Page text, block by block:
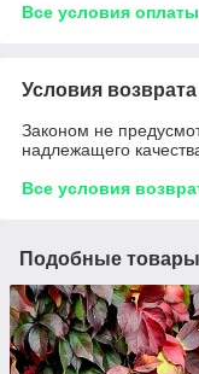
Все условия оплаты
Условия возврата
Законом не
надлежащего
Все условия
Подобные